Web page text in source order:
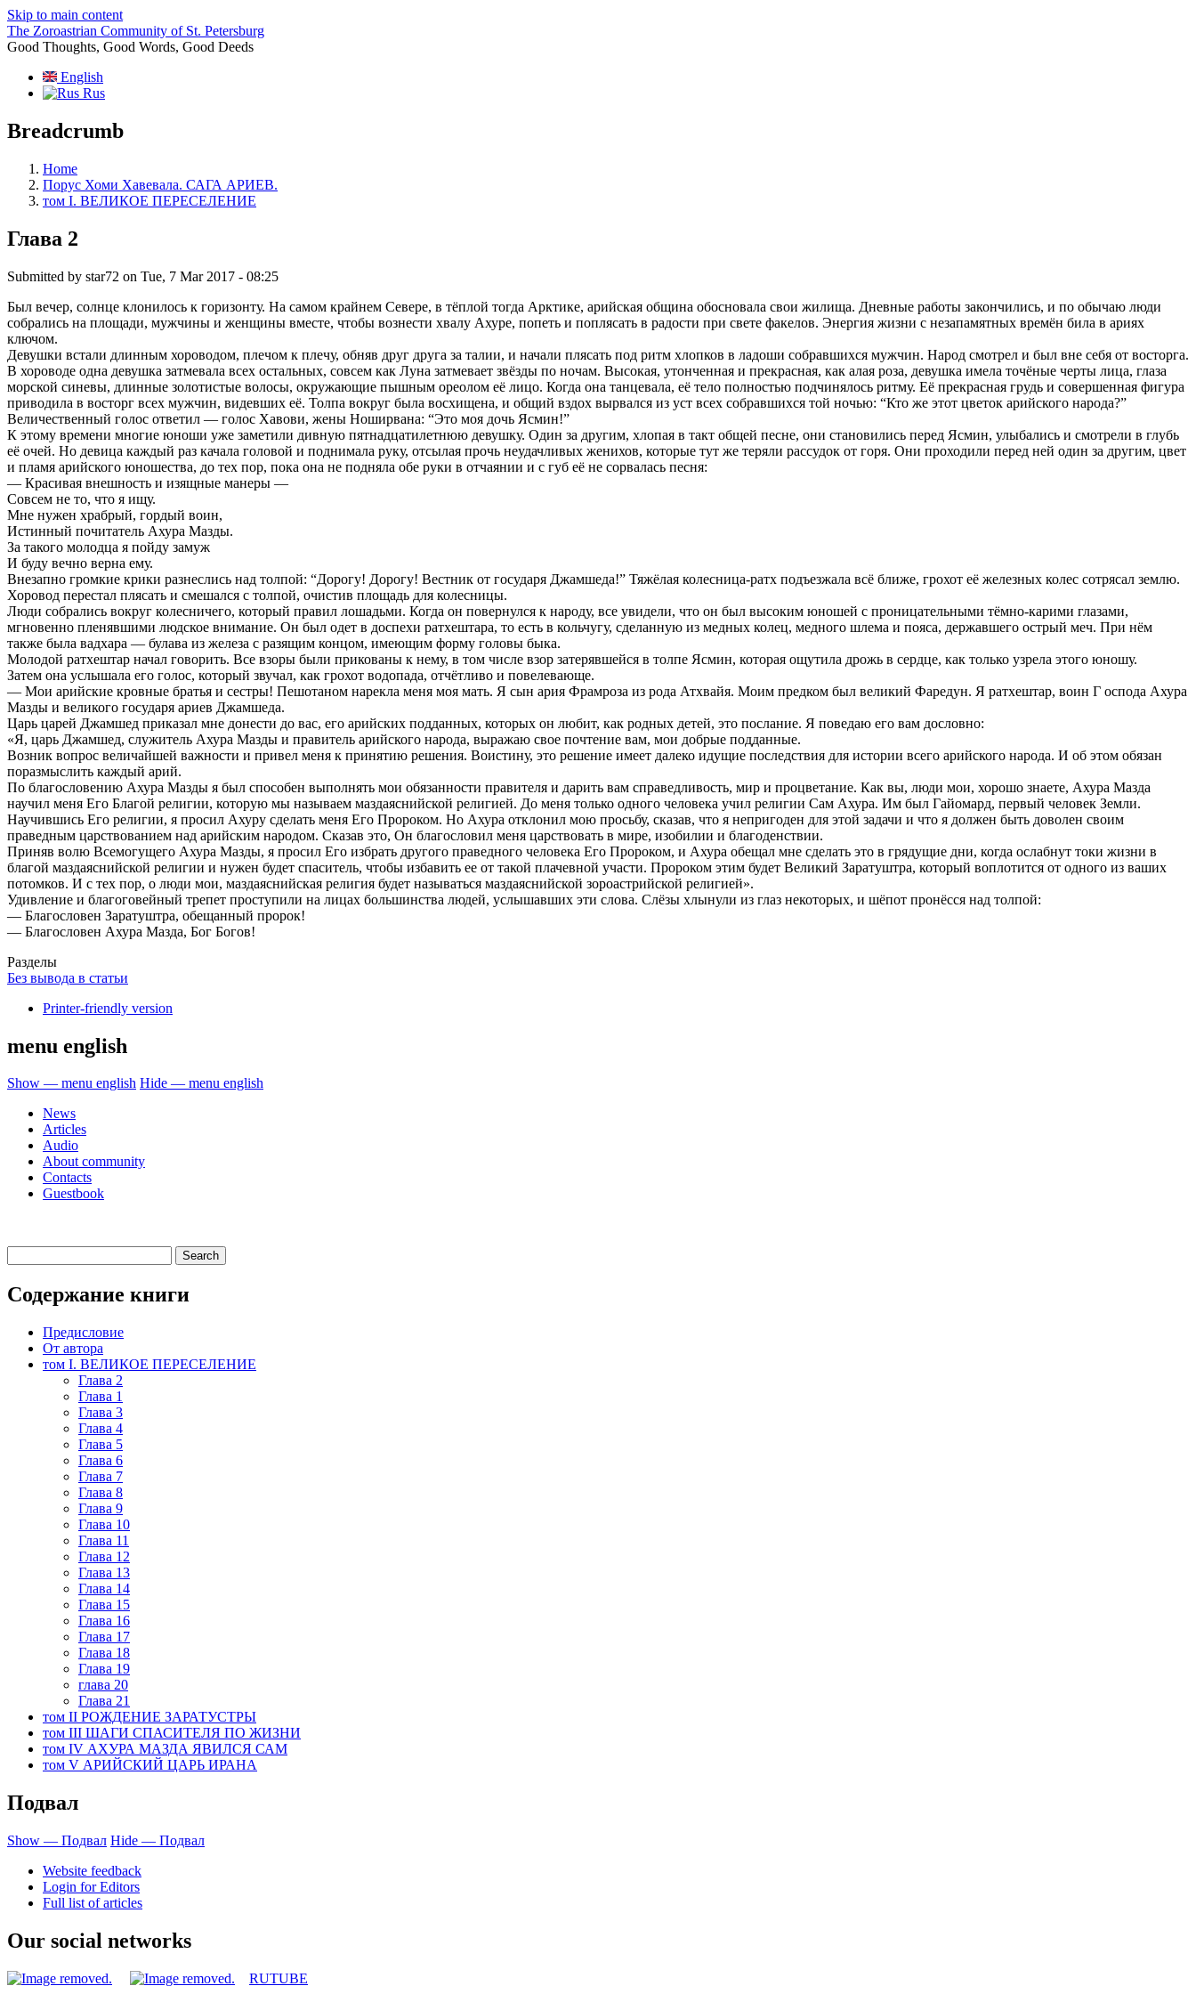
Skip to main content
The Zoroastrian Community of St. Petersburg
Good Thoughts, Good Words, Good Deeds
English
Rus
Breadcrumb
Home
Порус Хоми Хавевала. САГА АРИЕВ.
том I. ВЕЛИКОЕ ПЕРЕСЕЛЕНИЕ
Глава 2
Submitted by star72 on Tue, 7 Mar 2017 - 08:25
Был вечер, солнце клонилось к горизонту. На самом крайнем Севере, в тёплой тогда Арктике, арийская община обосновала свои жилища. Дневные работы закончились, и по обычаю люди
собрались на площади, мужчины и женщины вместе, чтобы вознести хвалу Ахуре, попеть и поплясать в радости при свете факелов. Энергия жизни с незапамятных времён била в ариях
ключом.
Девушки встали длинным хороводом, плечом к плечу, обняв друг друга за талии, и начали плясать под ритм хлопков в ладоши собравшихся мужчин. Народ смотрел и был вне себя от восторга.
В хороводе одна девушка затмевала всех остальных, совсем как Луна затмевает звёзды по ночам. Высокая, утонченная и прекрасная, как алая роза, девушка имела точёные черты лица, глаза
морской синевы, длинные золотистые волосы, окружающие пышным ореолом её лицо. Когда она танцевала, её тело полностью подчинялось ритму. Её прекрасная грудь и совершенная фигура
приводила в восторг всех мужчин, видевших её. Толпа вокруг была восхищена, и общий вздох вырвался из уст всех собравшихся той ночью: “Кто же этот цветок арийского народа?”
Величественный голос ответил — голос Хавови, жены Ноширвана: “Это моя дочь Ясмин!”
К этому времени многие юноши уже заметили дивную пятнадцатилетнюю девушку. Один за другим, хлопая в такт общей песне, они становились перед Ясмин, улыбались и смотрели в глубь
её очей. Но девица каждый раз качала головой и поднимала руку, отсылая прочь неудачливых женихов, которые тут же теряли рассудок от горя. Они проходили перед ней один за другим, цвет
и пламя арийского юношества, до тех пор, пока она не подняла обе руки в отчаянии и с губ её не сорвалась песня:
— Красивая внешность и изящные манеры —
Совсем не то, что я ищу.
Мне нужен храбрый, гордый воин,
Истинный почитатель Ахура Мазды.
За такого молодца я пойду замуж
И буду вечно верна ему.
Внезапно громкие крики разнеслись над толпой: “Дорогу! Дорогу! Вестник от государя Джамшеда!” Тяжёлая колесница-ратх подъезжала всё ближе, грохот её железных колес сотрясал землю.
Хоровод перестал плясать и смешался с толпой, очистив площадь для колесницы.
Люди собрались вокруг колесничего, который правил лошадьми. Когда он повернулся к народу, все увидели, что он был высоким юношей с проницательными тёмно-карими глазами,
мгновенно пленявшими людское внимание. Он был одет в доспехи ратхештара, то есть в кольчугу, сделанную из медных колец, медного шлема и пояса, державшего острый меч. При нём
также была вадхара — булава из железа с разящим концом, имеющим форму головы быка.
Молодой ратхештар начал говорить. Все взоры были прикованы к нему, в том числе взор затерявшейся в толпе Ясмин, которая ощутила дрожь в сердце, как только узрела этого юношу.
Затем она услышала его голос, который звучал, как грохот водопада, отчётливо и повелевающе.
— Мои арийские кровные братья и сестры! Пешотаном нарекла меня моя мать. Я сын ария Фрамроза из рода Атхвайя. Моим предком был великий Фаредун. Я ратхештар, воин Г оспода Ахура
Мазды и великого государя ариев Джамшеда.
Царь царей Джамшед приказал мне донести до вас, его арийских подданных, которых он любит, как родных детей, это послание. Я поведаю его вам дословно:
«Я, царь Джамшед, служитель Ахура Мазды и правитель арийского народа, выражаю свое почтение вам, мои добрые подданные.
Возник вопрос величайшей важности и привел меня к принятию решения. Воистину, это решение имеет далеко идущие последствия для истории всего арийского народа. И об этом обязан
поразмыслить каждый арий.
По благословению Ахура Мазды я был способен выполнять мои обязанности правителя и дарить вам справедливость, мир и процветание. Как вы, люди мои, хорошо знаете, Ахура Мазда
научил меня Его Благой религии, которую мы называем маздаяснийской религией. До меня только одного человека учил религии Сам Ахура. Им был Гайомард, первый человек Земли.
Научившись Его религии, я просил Ахуру сделать меня Его Пророком. Но Ахура отклонил мою просьбу, сказав, что я непригоден для этой задачи и что я должен быть доволен своим
праведным царствованием над арийским народом. Сказав это, Он благословил меня царствовать в мире, изобилии и благоденствии.
Приняв волю Всемогущего Ахура Мазды, я просил Его избрать другого праведного человека Его Пророком, и Ахура обещал мне сделать это в грядущие дни, когда ослабнут токи жизни в
благой маздаяснийской религии и нужен будет спаситель, чтобы избавить ее от такой плачевной участи. Пророком этим будет Великий Заратуштра, который воплотится от одного из ваших
потомков. И с тех пор, о люди мои, маздаяснийская религия будет называться маздаяснийской зороастрийской религией».
Удивление и благоговейный трепет проступили на лицах большинства людей, услышавших эти слова. Слёзы хлынули из глаз некоторых, и шёпот пронёсся над толпой:
— Благословен Заратуштра, обещанный пророк!
— Благословен Ахура Мазда, Бог Богов!
Разделы
Без вывода в статьи
Printer-friendly version
menu english
Show — menu english Hide — menu english
News
Articles
Audio
About community
Contacts
Guestbook
Содержание книги
Предисловие
От автора
том I. ВЕЛИКОЕ ПЕРЕСЕЛЕНИЕ
Глава 2
Глава 1
Глава 3
Глава 4
Глава 5
Глава 6
Глава 7
Глава 8
Глава 9
Глава 10
Глава 11
Глава 12
Глава 13
Глава 14
Глава 15
Глава 16
Глава 17
Глава 18
Глава 19
глава 20
Глава 21
том II РОЖДЕНИЕ ЗАРАТУСТРЫ
том III ШАГИ СПАСИТЕЛЯ ПО ЖИЗНИ
том IV АХУРА МАЗДА ЯВИЛСЯ САМ
том V АРИЙСКИЙ ЦАРЬ ИРАНА
Подвал
Show — Подвал Hide — Подвал
Website feedback
Login for Editors
Full list of articles
Our social networks
RUTUBE